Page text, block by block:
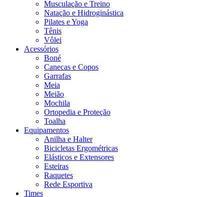
Musculação e Treino
Natação e Hidroginástica
Pilates e Yoga
Tênis
Vôlei
Acessórios
Boné
Canecas e Copos
Garrafas
Meia
Meião
Mochila
Ortopedia e Proteção
Toalha
Equipamentos
Anilha e Halter
Bicicletas Ergométricas
Elásticos e Extensores
Esteiras
Raquetes
Rede Esportiva
Times